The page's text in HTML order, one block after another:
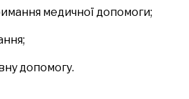
медичної допомоги;
допомогу.